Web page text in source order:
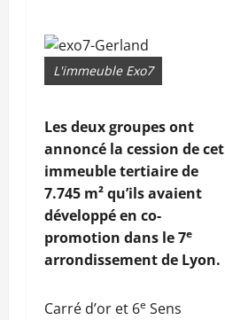
L'immeuble Exo7
Les deux groupes ont
annoncé la cession de cet
immeuble tertiaire de
7.745 m² qu’ils avaient
développé en co-
promotion dans le 7e
arrondissement de Lyon.
Carré d’or et 6e Sens